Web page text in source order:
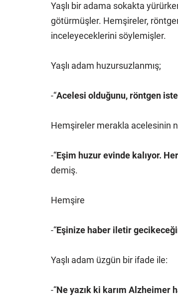
Yaşlı bir adama sokakta
götürmüşler. Hemşireler,
inceleyeceklerini söylemişler.
Yaşlı adam huzursuzlanmış;
-“Acelesi olduğunu, röntgen
Hemşireler merakla acelesinin
-“Eşim huzur evinde kalıyor.
demiş.
Hemşire
-“Eşinize haber iletir
Yaşlı adam üzgün bir ifade ile:
-“Ne yazık ki karım Alzheimer